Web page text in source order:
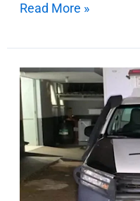
Read More »
Quatro
suspeitos
morrem
em
confronto
durante